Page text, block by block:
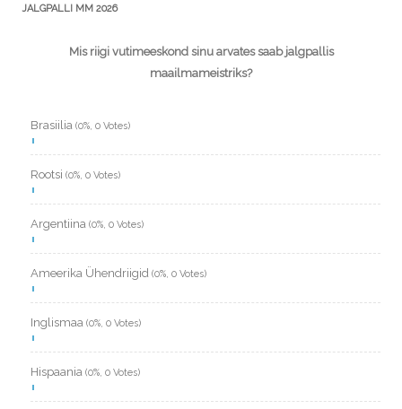
JALGPALLI MM 2026
Mis riigi vutimeeskond sinu arvates saab jalgpallis
maailmameistriks?
Brasiilia (0%, 0 Votes)
Rootsi (0%, 0 Votes)
Argentiina (0%, 0 Votes)
Ameerika Ühendriigid (0%, 0 Votes)
Inglismaa (0%, 0 Votes)
Hispaania (0%, 0 Votes)